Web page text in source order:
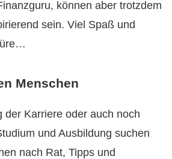
können aber trotzdem
sein. Viel Spaß und
Menschen
der Karriere oder auch noch
und Ausbildung suchen
nach Rat, Tipps und